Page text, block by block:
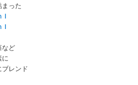
った
など
に
レンド